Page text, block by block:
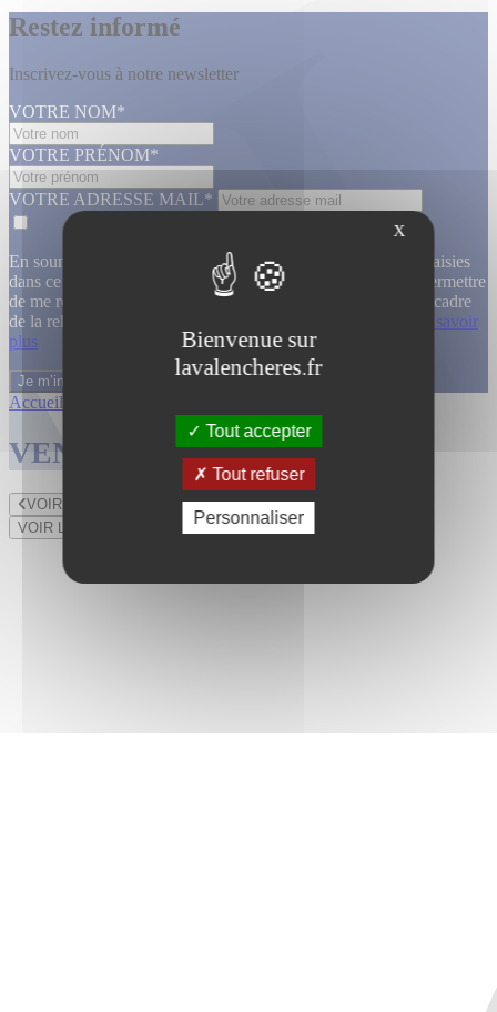
Restez informé
Inscrivez-vous à notre newsletter
VOTRE NOM*
VOTRE PRÉNOM*
VOTRE ADRESSE MAIL*
En soumettant ce formulaire, j’accepte que les informations saisies
dans ce formulaire soient utilisées, exploitées, traitées pour permettre
de me recontacter, pour m’envoyer des informations, dans le cadre
de la relation commerciale qui découle de cette demande.
En savoir
plus
Accueil
VENTES TERMINÉES
VOIR LE LOT PRÉCÉDENT
VOIR LE LOT SUIVANT
X
Bienvenue sur
lavalencheres.fr
Tout accepter
Tout refuser
Personnaliser